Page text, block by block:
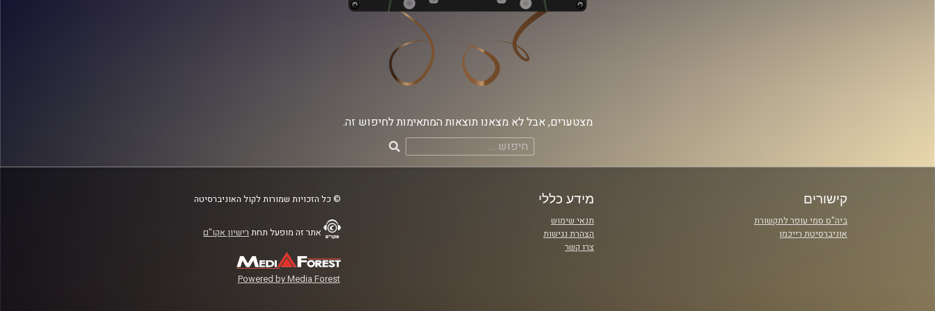
מצטערים, אבל לא מצאנו תוצאות המתאימות לחיפוש זה.
חיפוש:
קישורים
ביה"ס סמי עופר לתקשורת
אוניברסיטת רייכמן
מידע כללי
תנאי שימוש
הצהרת נגישות
צרו קשר
© כל הזכויות שמורות לקול האוניברסיטה
אתר זה מופעל תחת רישיון אקו"ם
Powered by Media Forest